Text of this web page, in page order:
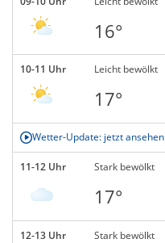
16°
10-11 Uhr Leicht bewölkt
17°
Wetter-Update: jetzt ansehen
11-12 Uhr Stark bewölkt
17°
12-13 Uhr Stark bewölkt